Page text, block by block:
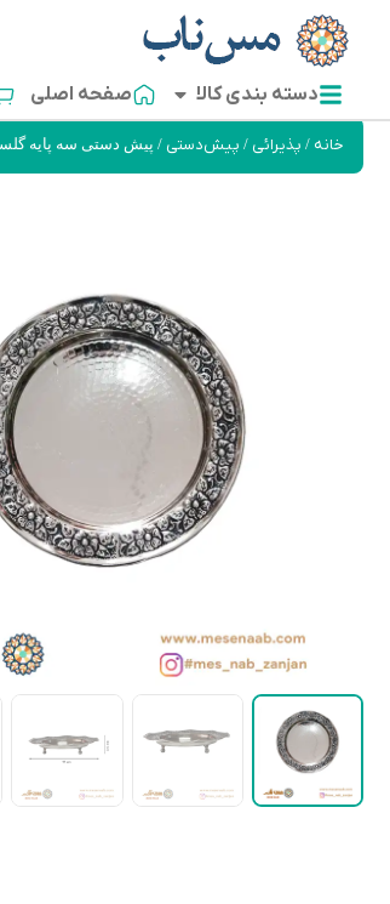
دسته بندی کالا صفحه اصلی
خانه / پذیرائی / پیش‌دستی / پیش دستی سه پایه